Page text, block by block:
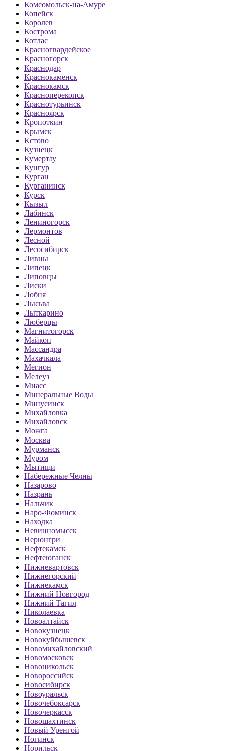
Комсомольск-на-Амуре
Копейск
Королев
Кострома
Котлас
Красногвардейское
Красногорск
Краснодар
Краснокаменск
Краснокамск
Красноперекопск
Краснотурьинск
Красноярск
Кропоткин
Крымск
Кстово
Кузнецк
Кумертау
Кунгур
Курган
Курганинск
Курск
Кызыл
Лабинск
Лениногорск
Лермонтов
Лесной
Лесосибирск
Ливны
Липецк
Липовцы
Лиски
Лобня
Лысьва
Лыткарино
Люберцы
Магнитогорск
Майкоп
Массандра
Махачкала
Мегион
Мелеуз
Миасс
Минеральные Воды
Минусинск
Михайловка
Михайловск
Можга
Москва
Мурманск
Муром
Мытищи
Набережные Челны
Назарово
Назрань
Нальчик
Наро-Фоминск
Находка
Невинномысск
Нерюнгри
Нефтекамск
Нефтеюганск
Нижневартовск
Нижнегорский
Нижнекамск
Нижний Новгород
Нижний Тагил
Николаевка
Новоалтайск
Новокузнецк
Новокуйбышевск
Новомихайловский
Новомосковск
Новоникольск
Новороссийск
Новосибирск
Новоуральск
Новочебоксарск
Новочеркасск
Новошахтинск
Новый Уренгой
Ногинск
Норильск